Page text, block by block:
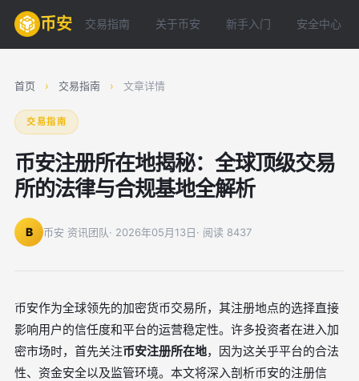
币安 交易指南 关于币安 新手入门 安全中心
首页 › 交易指南 › 文章详情
交易指南
币安注册所在地揭秘：全球顶级交易
所的法律与合规基地全解析
B 币安 资讯团队· 2026年05月13日· 阅读 8437
币安作为全球领先的加密货币交易所，其注册地点的选择直接
影响用户的信任度和平台的运营稳定性。许多投资者在进入加
密市场时，首先关注币安注册所在地，因为这关乎平台的合法
性、资金安全以及监管环境。本文将深入剖析币安的注册信